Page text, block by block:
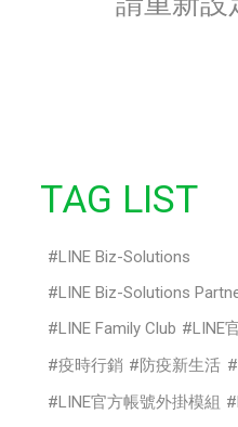
TAG LIST
LINE Biz-Solutions
LINE Biz-Solutions
LINE Family Club
LINE
疫時行銷
防疫新生活
LINE官方帳號外掛模組